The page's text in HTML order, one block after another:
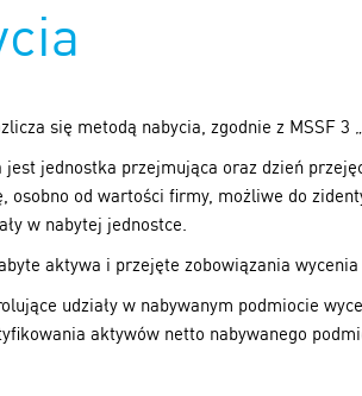
się metodą nabycia, zgodnie z MSSF 3
jednostka przejmująca oraz dzień
osobno od wartości firmy, możliwe do
w nabytej jednostce.
aktywa i przejęte zobowiązania
udziały w nabywanym podmiocie
aktywów netto nabywanego